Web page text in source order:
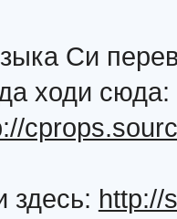
Cи
ходи сюда:
здесь: http://